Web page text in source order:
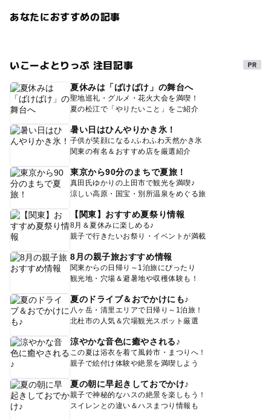
あなたにおすすめの記事
いこーよとりっぷ 注目記事
夏休みは「ばけばけ」の舞台へ
聖地巡礼・グルメ・花火大会を満喫！
夏の松江で「やりたいこと」をご紹介
暑い日はひんやりかき氷！
子供が笑顔になる♪ふわふわ天然かき氷
関東の有名＆おすすめ店を厳選紹介
東京から90分のまちで夏旅！
真田氏ゆかりの上田市で観光を満喫♪
涼しい高原・国宝・別所温泉をめぐる旅
【関東】おすすめ夏祭り情報
8月＆夏休みに楽しめる♪
親子で行きたいお祭り・イベントが満載
8月の親子旅おすすめ情報
関東からの日帰り～1泊旅にぴったり
観光地・穴場＆避暑地や収穫体験も！
夏のドライブ＆おでかけにも♪
八ヶ岳・清里エリアで日帰り～1泊旅！
北杜市の人気＆穴場観光スポット厳選
涼やかな音色に癒やされる♪
この夏は浴衣を着て風鈴市・まつりへ！
親子で絵付け体験や絶景を満喫しよう
夏の朝に早起きしておでかけ♪
親子で神秘的なハスの絶景を楽しもう！
スイレンとの違い＆ハスまつり情報も